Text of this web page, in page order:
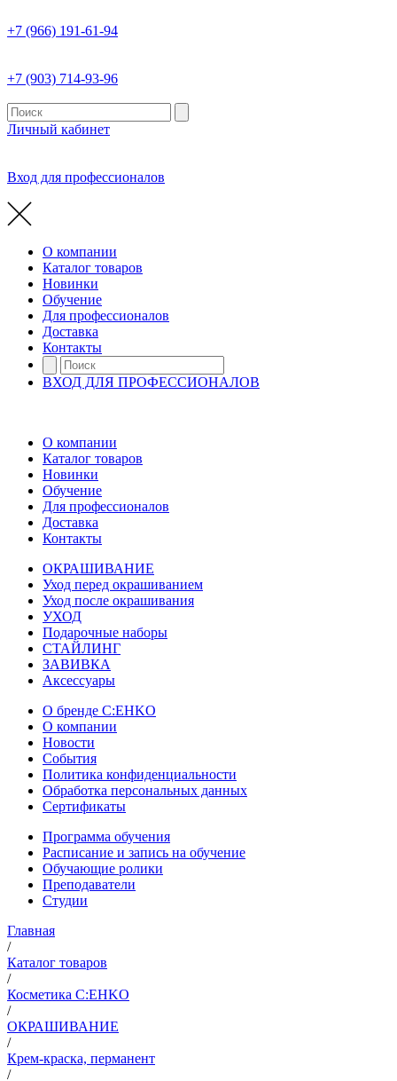
+7 (966) 191-61-94
+7 (903) 714-93-96
Личный кабинет
Вход для профессионалов
О компании
Каталог товаров
Новинки
Обучение
Для профессионалов
Доставка
Контакты
ВХОД ДЛЯ ПРОФЕССИОНАЛОВ
О компании
Каталог товаров
Новинки
Обучение
Для профессионалов
Доставка
Контакты
ОКРАШИВАНИЕ
Уход перед окрашиванием
Уход после окрашивания
УХОД
Подарочные наборы
СТАЙЛИНГ
ЗАВИВКА
Аксессуары
О бренде C:EHKO
О компании
Новости
События
Политика конфиденциальности
Обработка персональных данных
Сертификаты
Программа обучения
Расписание и запись на обучение
Обучающие ролики
Преподаватели
Студии
Главная
/
Каталог товаров
/
Косметика C:EHKO
/
ОКРАШИВАНИЕ
/
Крем-краска, перманент
/